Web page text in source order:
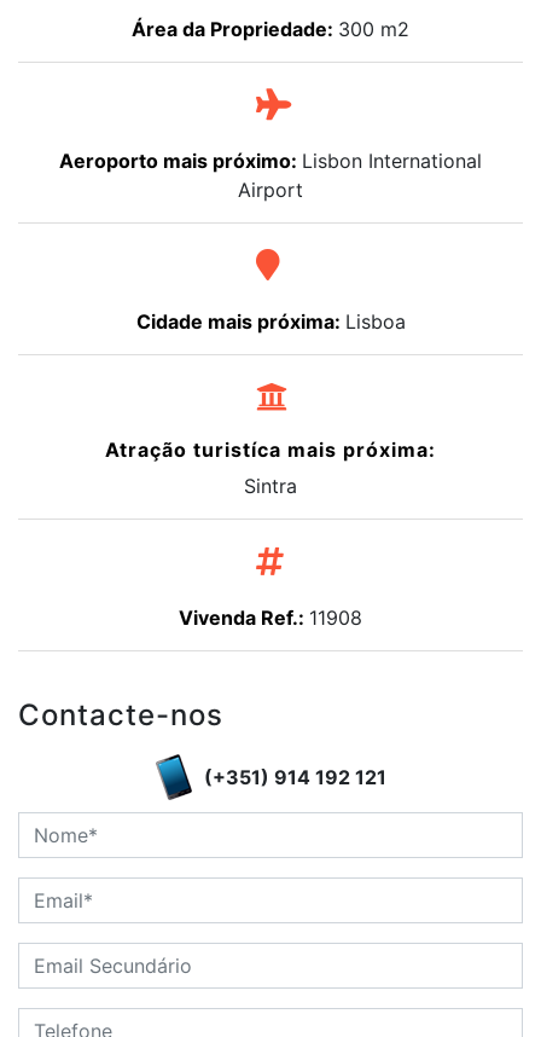
Área da Propriedade: 300 m2
Aeroporto mais próximo: Lisbon International
Airport
Cidade mais próxima: Lisboa
Atração turistíca mais próxima:
Sintra
Vivenda Ref.: 11908
Contacte-nos
(+351) 914 192 121